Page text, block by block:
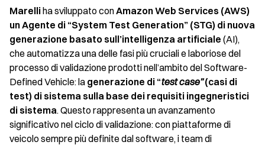
Marelliha sviluppato conAmazon Web Services (AWS)
un Agente di “System Test Generation” (STG) di nuova
generazione basato sull’intelligenza artificiale (AI),
che automatizza una delle fasi più cruciali e laboriose del
processo di validazione prodotti nell’ambito del Software-
Defined Vehicle: la generazione di “test case”(casi di
test) di sistema sulla base dei requisiti ingegneristici
di sistema. Questo rappresenta un avanzamento
significativo nel ciclo di validazione: con piattaforme di
veicolo sempre più definite dal software, i team di